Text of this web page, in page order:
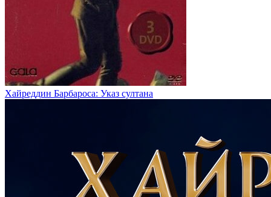
Хайреддин Барбароса: Указ султана